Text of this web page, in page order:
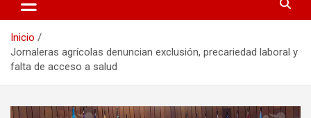
Inicio
Jornaleras agrícolas denuncian exclusión, precariedad laboral y
falta de acceso a salud